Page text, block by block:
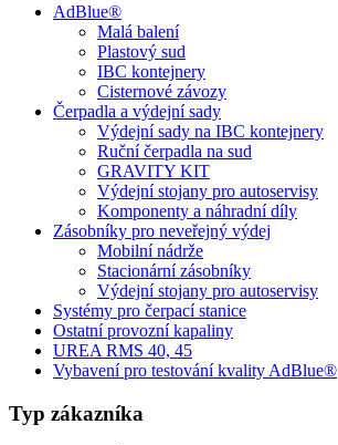
AdBlue®
Malá balení
Plastový sud
IBC kontejnery
Cisternové závozy
Čerpadla a výdejní sady
Výdejní sady na IBC kontejnery
Ruční čerpadla na sud
GRAVITY KIT
Výdejní stojany pro autoservisy
Komponenty a náhradní díly
Zásobníky pro neveřejný výdej
Mobilní nádrže
Stacionární zásobníky
Výdejní stojany pro autoservisy
Systémy pro čerpací stanice
Ostatní provozní kapaliny
UREA RMS 40, 45
Vybavení pro testování kvality AdBlue®
Typ zákazníka